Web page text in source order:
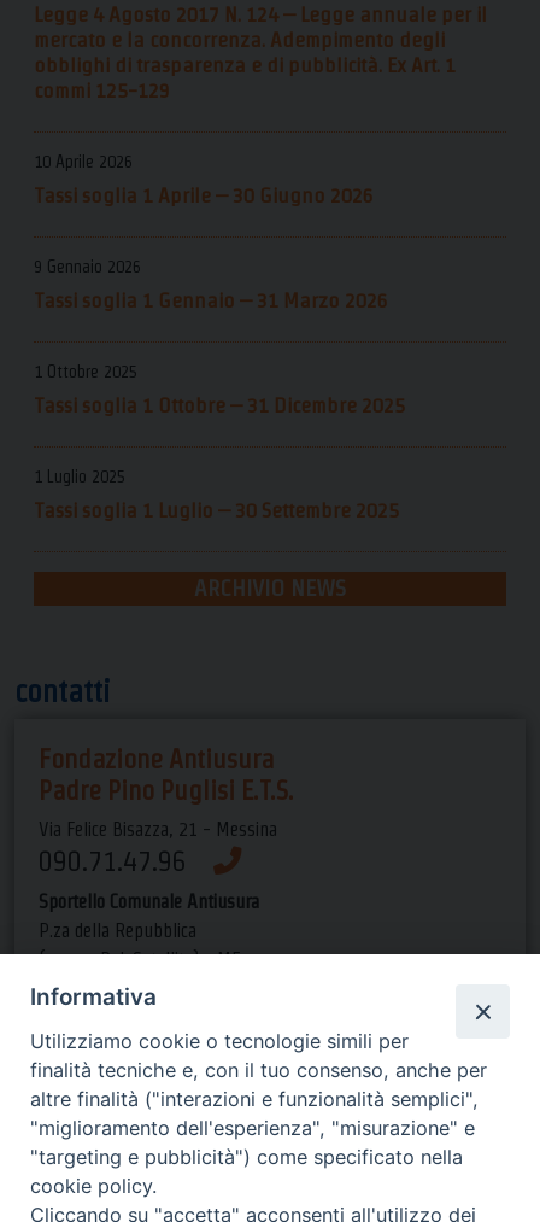
contatti
Fondazione Antiusura
Padre Pino Puglisi E.T.S.
Via Felice Bisazza, 21 - Messina
090.71.47.96
Sportello Comunale Antiusura
P.za della Repubblica
(presso Pal. Satellite) - ME
090.66.14.44
Orari di apertura
dal lun al gio dalle 9 alle 13 e
dalle 15 alle 19, il ven dalle 9 alle 13-->
invia una email
Legge 4 Agosto 2017 N. 124 – Legge annuale per il
mercato e la concorrenza. Adempimento degli
obblighi di trasparenza e di pubblicità. Ex Art. 1
commi 125-129
10 Aprile 2026
Tassi soglia 1 Aprile – 30 Giugno 2026
9 Gennaio 2026
Tassi soglia 1 Gennaio – 31 Marzo 2026
1 Ottobre 2025
Tassi soglia 1 Ottobre – 31 Dicembre 2025
1 Luglio 2025
Tassi soglia 1 Luglio – 30 Settembre 2025
ARCHIVIO NEWS
Informativa
Utilizziamo cookie o tecnologie simili per
finalità tecniche e, con il tuo consenso, anche per
altre finalità ("interazioni e funzionalità semplici",
"miglioramento dell'esperienza", "misurazione" e
"targeting e pubblicità") come specificato nella
cookie policy.
Cliccando su "accetta" acconsenti all'utilizzo dei